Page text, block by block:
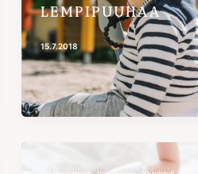
LEMPIPUUHAA
15.7.2018